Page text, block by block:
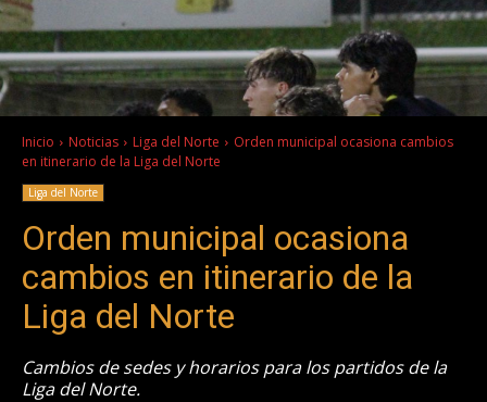
Inicio Noticias Liga del Norte
Orden municipal ocasiona cambios
en itinerario de la Liga del Norte
Liga del Norte
Orden municipal ocasiona
cambios en itinerario de la
Liga del Norte
Cambios de sedes y horarios para los partidos de la
Liga del Norte.